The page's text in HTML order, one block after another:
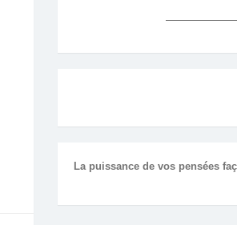
La puissance de vos pensées